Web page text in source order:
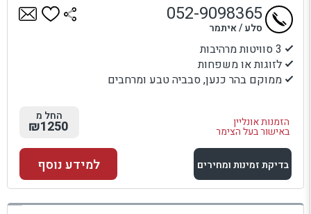
3 סוויטות מרהיבות
לזוגות או משפחות
ממוקם בהר כנען, סבביה טבע ומרחבים
הזמנות אונליין
באישור בעל הצימר
052-9098365
סלע / איתמר
החל מ
₪1250
בדיקת זמינות ומחירים
למתחם זה
למידע נוסף